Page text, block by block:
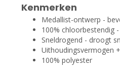
Kenmerken
Medallist-ontwerp -
100% chloorbestendig
Sneldrogend - droogt
Uithoudingsvermogen +
100% polyester